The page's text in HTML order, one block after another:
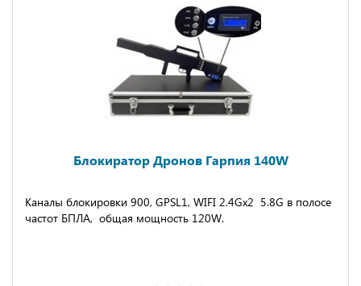
Блокиратор Дронов Гарпия 140W
Каналы блокировки 900, GPSL1, WIFI 2.4Gх2 5.8G в полосе
частот БПЛА, общая мощность 120W.